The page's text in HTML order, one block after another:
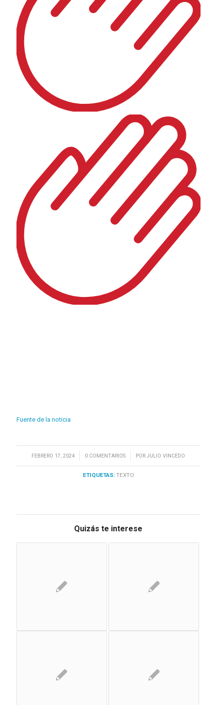
Fuente de la noticia
FEBRERO 17, 2024
/ 0 COMENTARIOS
/ PORJULIO VINCEDO
ETIQUETAS: TEXTO
Quizás te interese